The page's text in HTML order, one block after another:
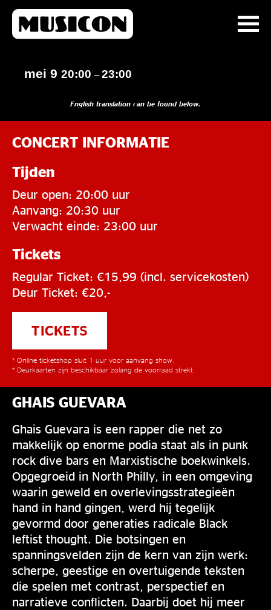
mei 9 20:00 –23:00
English translation can be found below.
CONCERT INFORMATIE
Tijden
Deur open: 20:00 uur
Aanvang: 20:30 uur
Verwacht einde: 23:00 uur
Tickets
Regular Ticket: €15,99 (incl. servicekosten)
Deur Ticket: €20,-
TICKETS
* Online ticketshop sluit 1 uur voor aanvang show.
* Deurkaarten zijn beschikbaar zolang de voorraad strekt.
GHAIS GUEVARA
Ghais Guevara is een rapper die net zo
makkelijk op enorme podia staat als in punk
rock dive bars en Marxistische boekwinkels.
Opgegroeid in North Philly, in een omgeving
waarin geweld en overlevingsstrategieën
hand in hand gingen, werd hij tegelijk
gevormd door generaties radicale Black
leftist thought. Die botsingen en
spanningsvelden zijn de kern van zijn werk:
scherpe, geestige en overtuigende teksten
die spelen met contrast, perspectief en
narratieve conflicten. Daarbij doet hij meer